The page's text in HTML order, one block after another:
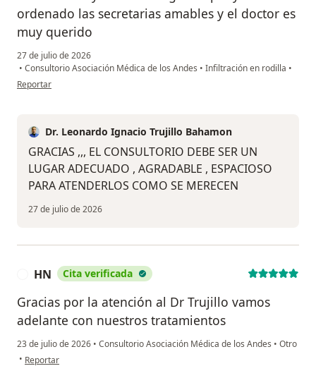
ordenado las secretarias amables y el doctor es
muy querido
27 de julio de 2026
• Consultorio Asociación Médica de los Andes • Infiltración en rodilla •
en opinión del usuario E.V.P
Reportar
Dr. Leonardo Ignacio Trujillo Bahamon
GRACIAS ,,, EL CONSULTORIO DEBE SER UN
LUGAR ADECUADO , AGRADABLE , ESPACIOSO
PARA ATENDERLOS COMO SE MERECEN
27 de julio de 2026
HN Cita verificada
Gracias por la atención al Dr Trujillo vamos
adelante con nuestros tratamientos
23 de julio de 2026 • Consultorio Asociación Médica de los Andes • Otro
• en opinión del usuario HN
Reportar